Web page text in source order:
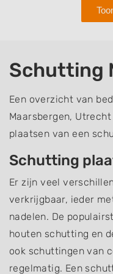
Schutting
Een overzicht van
Maarsbergen,
plaatsen van een
Schutting
Er zijn veel
verkrijgbaar, ieder
nadelen. De
houten schutting en
ook schuttingen van
regelmatig. Een